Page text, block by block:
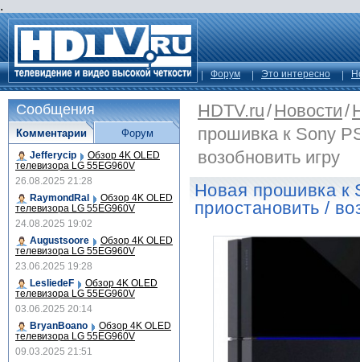
.
Форум Это интересно
HDTV.ru/Новости/
прошивка к Sony
возобновить игру
Новая прошивка к
приостановить /
Сообщения
Комментарии
Jefferycip Обзор 4K OLED
телевизора LG 55EG960V
26.08.2025 21:28
RaymondRal
Обзор 4K OLED
телевизора LG 55EG960V
24.08.2025 19:02
Augustsoore
Обзор 4K OLED
телевизора LG 55EG960V
23.06.2025 19:28
LesliedeF
Обзор 4K OLED
телевизора LG 55EG960V
03.06.2025 20:14
BryanBoano
Обзор 4K OLED
телевизора LG 55EG960V
09.03.2025 21:51
Форум